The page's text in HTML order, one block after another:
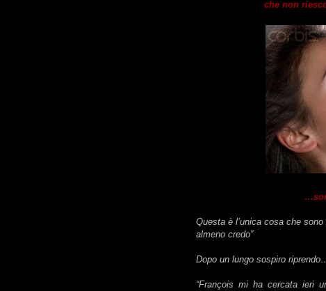
che non
Questa è l’unica cosa che
almeno credo”
Dopo un lungo sospiro
“François mi ha cercata ieri